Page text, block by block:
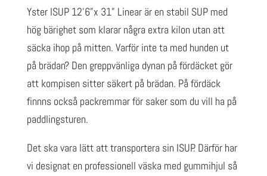
Yster ISUP 12’6”x 31” Linear är en stabil SUP med
hög bärighet som klarar några extra kilon utan att
säcka ihop på mitten. Varför inte ta med hunden ut
på brädan? Den greppvänliga dynan på fördäcket gör
att kompisen sitter säkert på brädan. På fördäck
finnns också packremmar för saker som du vill ha på
paddlingsturen.
Det ska vara lätt att transportera sin ISUP. Därför har
vi designat en professionell väska med gummihjul så